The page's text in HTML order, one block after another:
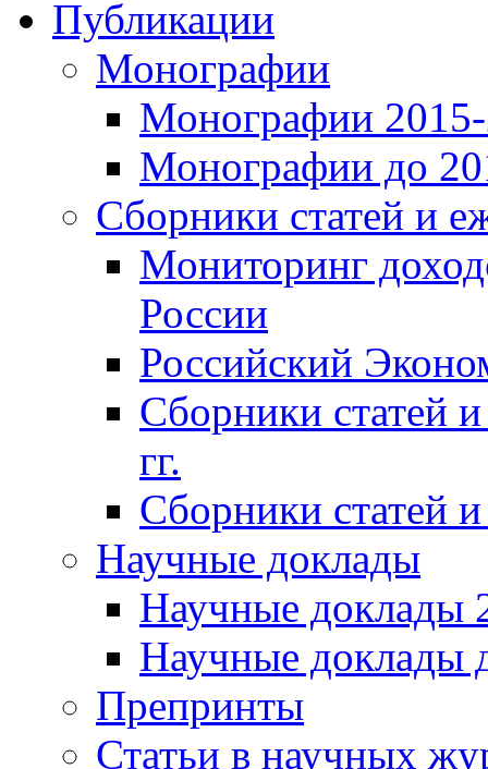
Публикации
Монографии
Монографии 2015-
Монографии до
Сборники статей и
Мониторинг
России
Российский
Сборники статей
гг.
Сборники статей
Научные доклады
Научные доклады
Научные доклады
Препринты
Статьи в научных